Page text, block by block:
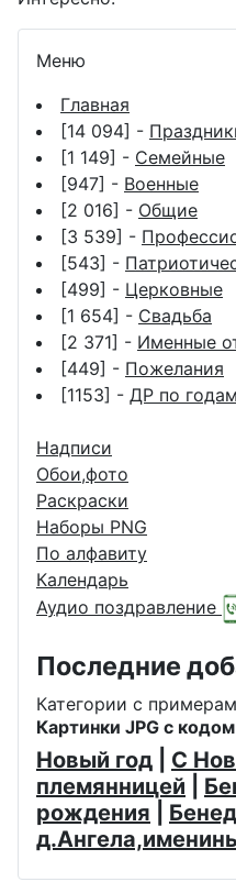
Меню
Главная
[14 094] -
[1 149] - Семейные
[947] - Военные
[2 016] - Общие
[3 539] -
[543] -
[499] - Церковные
[1 654] - Свадьба
[2 371] - Именные
[449] - Пожелания
[1153] - ДР по годам
Надписи
Обои,фото
Раскраски
Наборы PNG
По алфавиту
Календарь
Аудио поздравление
Последние
Категории с
Картинки JPG с
Новый год
С
племянницей
рождения